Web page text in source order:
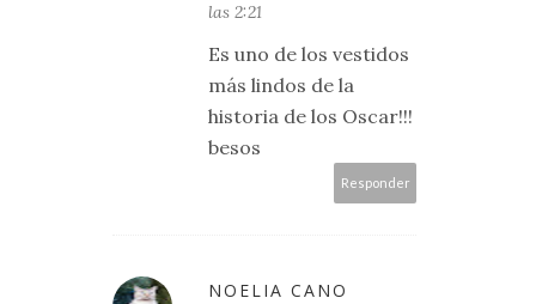
las 2:21
Es uno de los vestidos
más lindos de la
historia de los Oscar!!!
besos
Responder
NOELIA CANO